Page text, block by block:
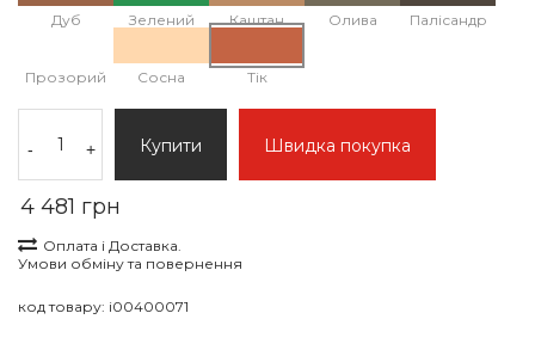
Дуб Зелений Каштан Олива Палісандр
Прозорий Сосна Тік
- + Купити Швидка покупка
4 481 грн
Оплата і Доставка.
Умови обміну та повернення
код товару: i00400071